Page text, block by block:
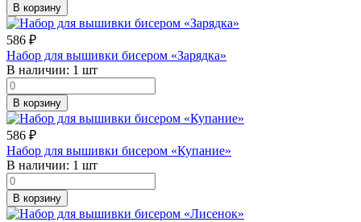
В корзину
586 ₽
Набор для вышивки бисером «Зарядка»
В наличии: 1 шт
В корзину
586 ₽
Набор для вышивки бисером «Купание»
В наличии: 1 шт
В корзину